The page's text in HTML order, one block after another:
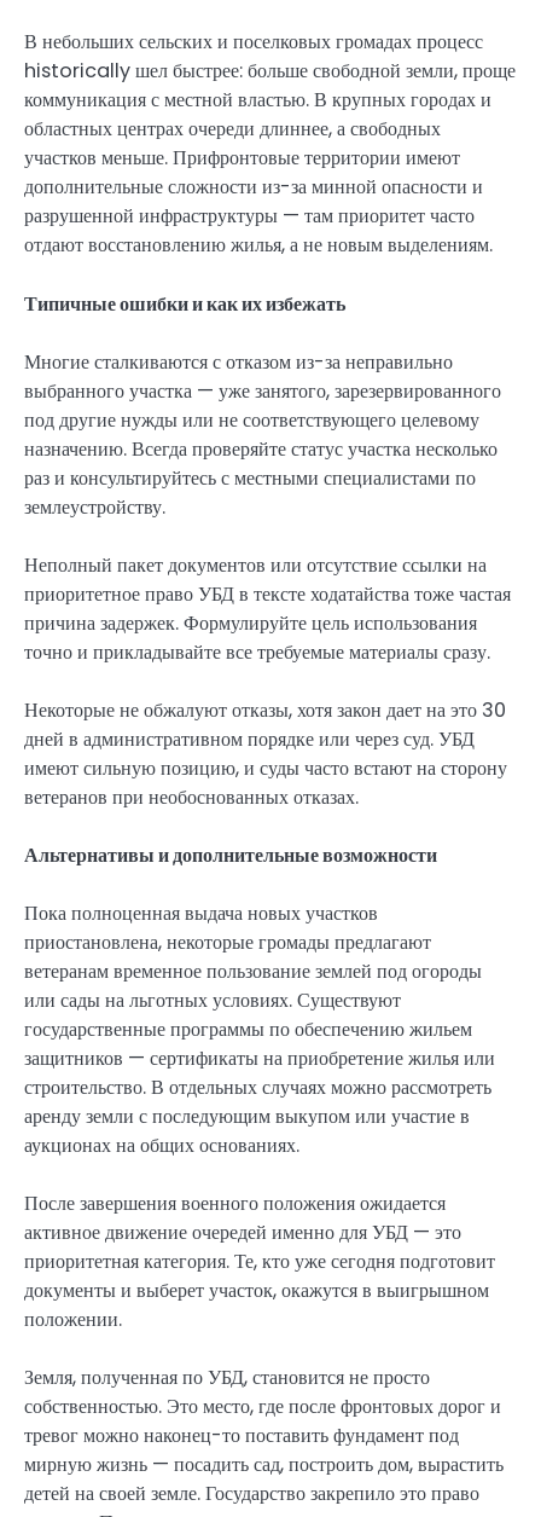
В небольших сельских и поселковых громадах процесс
historically шел быстрее: больше свободной земли, проще
коммуникация с местной властью. В крупных городах и
областных центрах очереди длиннее, а свободных
участков меньше. Прифронтовые территории имеют
дополнительные сложности из-за минной опасности и
разрушенной инфраструктуры — там приоритет часто
отдают восстановлению жилья, а не новым выделениям.
Типичные ошибки и как их избежать
Многие сталкиваются с отказом из-за неправильно
выбранного участка — уже занятого, зарезервированного
под другие нужды или не соответствующего целевому
назначению. Всегда проверяйте статус участка несколько
раз и консультируйтесь с местными специалистами по
землеустройству.
Неполный пакет документов или отсутствие ссылки на
приоритетное право УБД в тексте ходатайства тоже частая
причина задержек. Формулируйте цель использования
точно и прикладывайте все требуемые материалы сразу.
Некоторые не обжалуют отказы, хотя закон дает на это 30
дней в административном порядке или через суд. УБД
имеют сильную позицию, и суды часто встают на сторону
ветеранов при необоснованных отказах.
Альтернативы и дополнительные возможности
Пока полноценная выдача новых участков
приостановлена, некоторые громады предлагают
ветеранам временное пользование землей под огороды
или сады на льготных условиях. Существуют
государственные программы по обеспечению жильем
защитников — сертификаты на приобретение жилья или
строительство. В отдельных случаях можно рассмотреть
аренду земли с последующим выкупом или участие в
аукционах на общих основаниях.
После завершения военного положения ожидается
активное движение очередей именно для УБД — это
приоритетная категория. Те, кто уже сегодня подготовит
документы и выберет участок, окажутся в выигрышном
положении.
Земля, полученная по УБД, становится не просто
собственностью. Это место, где после фронтовых дорог и
тревог можно наконец-то поставить фундамент под
мирную жизнь — посадить сад, построить дом, вырастить
детей на своей земле. Государство закрепило это право